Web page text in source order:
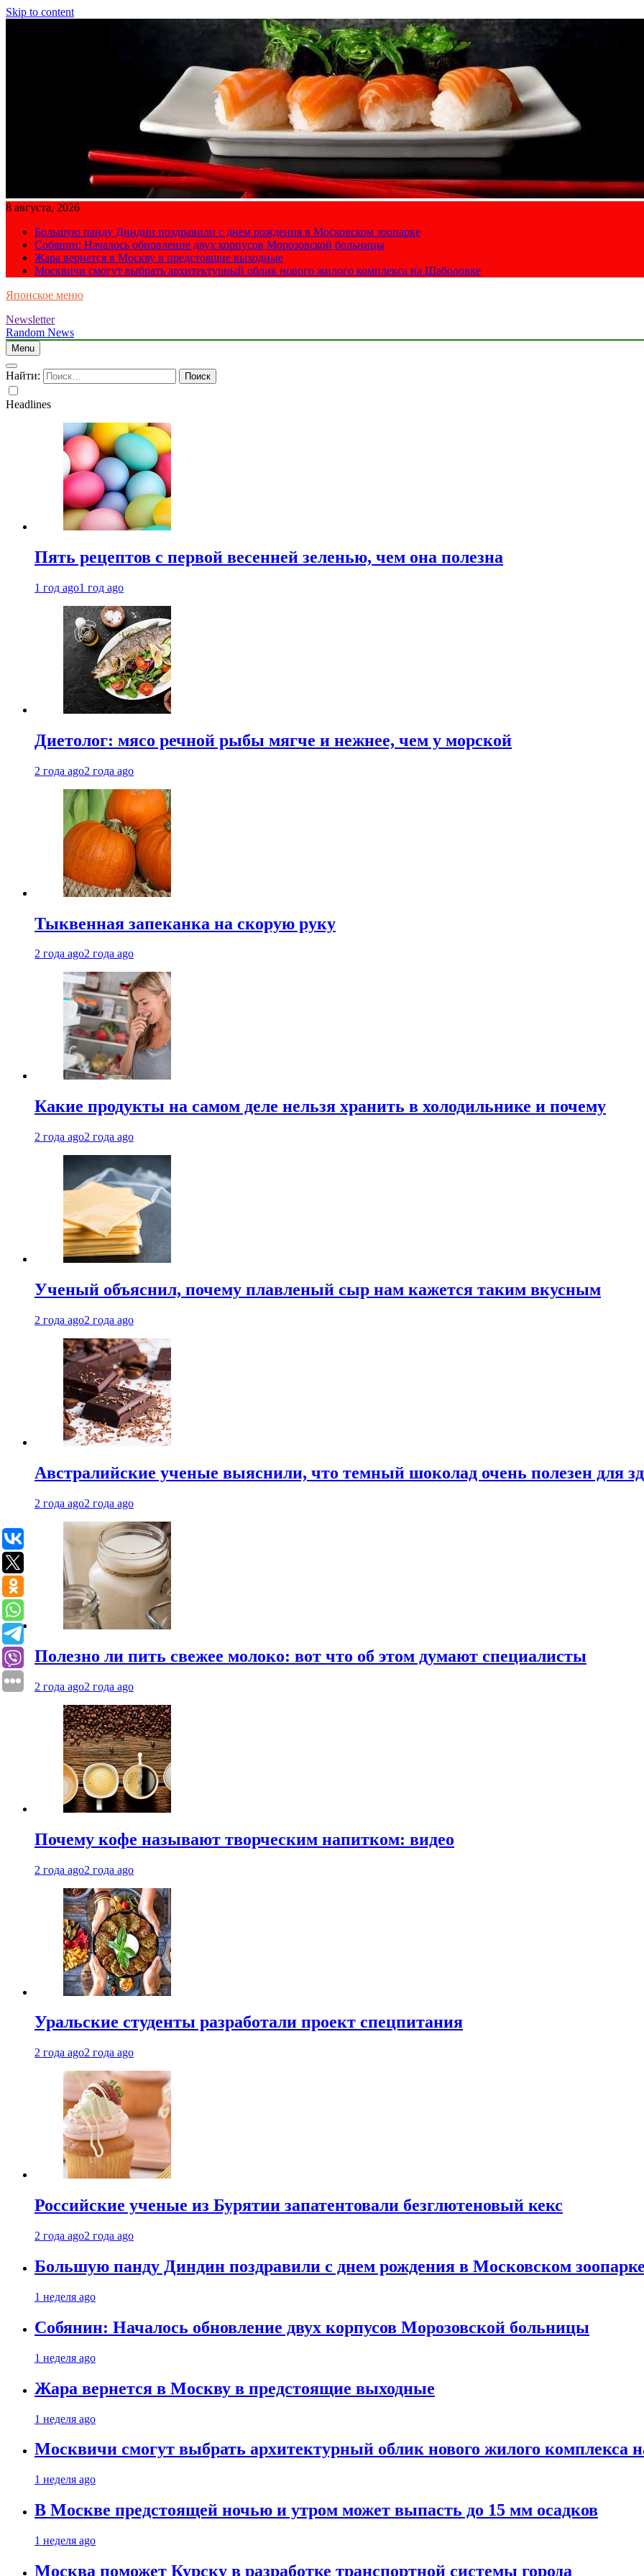
Skip to content
8 августа, 2026
Большую панду Диндин поздравили с днем рождения в Московском зоопарке
Собянин: Началось обновление двух корпусов Морозовской больницы
Жара вернется в Москву в предстоящие выходные
Москвичи смогут выбрать архитектурный облик нового жилого комплекса на Шаболовке
Японское меню
Newsletter
Random News
Menu
Найти:
Headlines
Пять рецептов с первой весенней зеленью, чем она полезна
1 год ago1 год ago
Диетолог: мясо речной рыбы мягче и нежнее, чем у морской
2 года ago2 года ago
Тыквенная запеканка на скорую руку
2 года ago2 года ago
Какие продукты на самом деле нельзя хранить в холодильнике и почему
2 года ago2 года ago
Ученый объяснил, почему плавленый сыр нам кажется таким вкусным
2 года ago2 года ago
Австралийские ученые выяснили, что темный шоколад очень полезен для
2 года ago2 года ago
Полезно ли пить свежее молоко: вот что об этом думают специалисты
2 года ago2 года ago
Почему кофе называют творческим напитком: видео
2 года ago2 года ago
Уральские студенты разработали проект спецпитания
2 года ago2 года ago
Российские ученые из Бурятии запатентовали безглютеновый кекс
2 года ago2 года ago
Большую панду Диндин поздравили с днем рождения в Московском зоопарке
1 неделя ago
Собянин: Началось обновление двух корпусов Морозовской больницы
1 неделя ago
Жара вернется в Москву в предстоящие выходные
1 неделя ago
Москвичи смогут выбрать архитектурный облик нового жилого комплекса
1 неделя ago
В Москве предстоящей ночью и утром может выпасть до 15 мм осадков
1 неделя ago
Москва поможет Курску в разработке транспортной системы города